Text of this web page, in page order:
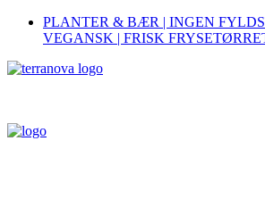
PLANTER & BÆR | INGEN
VEGANSK | FRISK